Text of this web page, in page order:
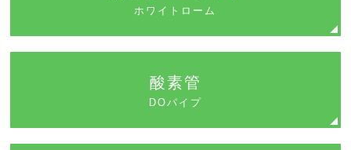
ホワイトローム
酸素管
DOパイプ